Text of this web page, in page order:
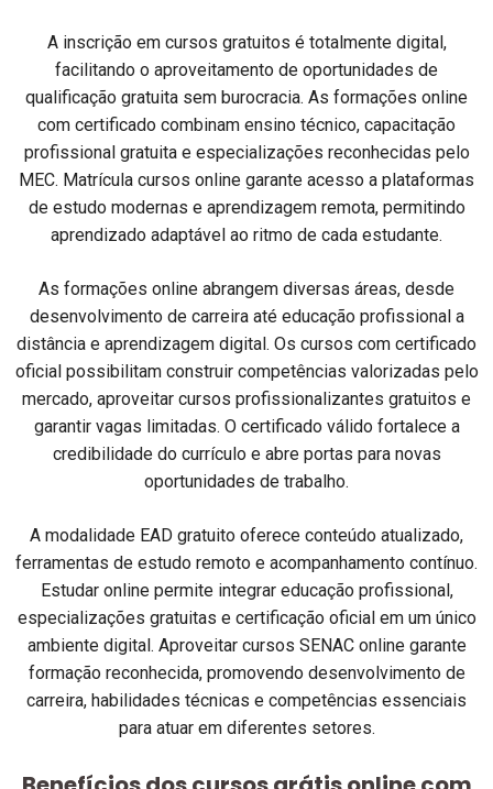
A inscrição em cursos gratuitos é totalmente digital,
facilitando o aproveitamento de oportunidades de
qualificação gratuita sem burocracia. As formações online
com certificado combinam ensino técnico, capacitação
profissional gratuita e especializações reconhecidas pelo
MEC. Matrícula cursos online garante acesso a plataformas
de estudo modernas e aprendizagem remota, permitindo
aprendizado adaptável ao ritmo de cada estudante.
As formações online abrangem diversas áreas, desde
desenvolvimento de carreira até educação profissional a
distância e aprendizagem digital. Os cursos com certificado
oficial possibilitam construir competências valorizadas pelo
mercado, aproveitar cursos profissionalizantes gratuitos e
garantir vagas limitadas. O certificado válido fortalece a
credibilidade do currículo e abre portas para novas
oportunidades de trabalho.
A modalidade EAD gratuito oferece conteúdo atualizado,
ferramentas de estudo remoto e acompanhamento contínuo.
Estudar online permite integrar educação profissional,
especializações gratuitas e certificação oficial em um único
ambiente digital. Aproveitar cursos SENAC online garante
formação reconhecida, promovendo desenvolvimento de
carreira, habilidades técnicas e competências essenciais
para atuar em diferentes setores.